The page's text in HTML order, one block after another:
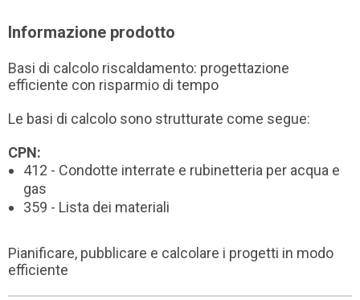
Informazione prodotto
Basi di calcolo riscaldamento: progettazione
efficiente con risparmio di tempo
Le basi di calcolo sono strutturate come segue:
CPN:
412 - Condotte interrate e rubinetteria per acqua e
gas
359 - Lista dei materiali
Pianificare, pubblicare e calcolare i progetti in modo
efficiente